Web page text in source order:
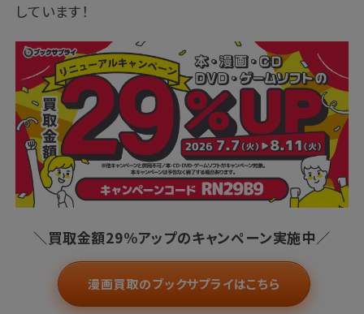
しています！
＼買取金額29%アップのキャンペーン実施中／
漫画買取のブックサプライはこちら